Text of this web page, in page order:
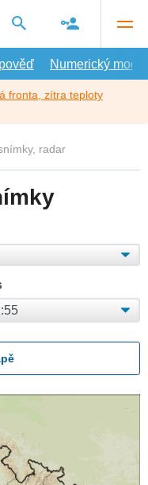
Numerický model
fronta, zítra teploty
radar